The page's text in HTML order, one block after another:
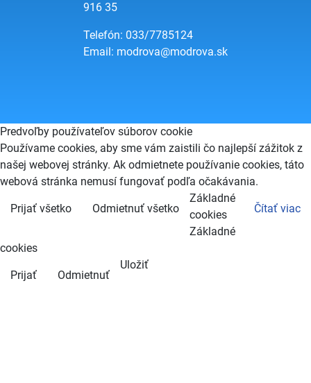
916 35
Telefón: 033/7785124
Email: modrova@modrova.sk
Predvoľby používateľov súborov cookie
Používame cookies, aby sme vám zaistili čo najlepší zážitok z
našej webovej stránky. Ak odmietnete používanie cookies, táto
webová stránka nemusí fungovať podľa očakávania.
Prijať všetko Odmietnuť všetko Čítať viac
Základné
cookies
Základné
cookies
Prijať Odmietnuť
Uložiť